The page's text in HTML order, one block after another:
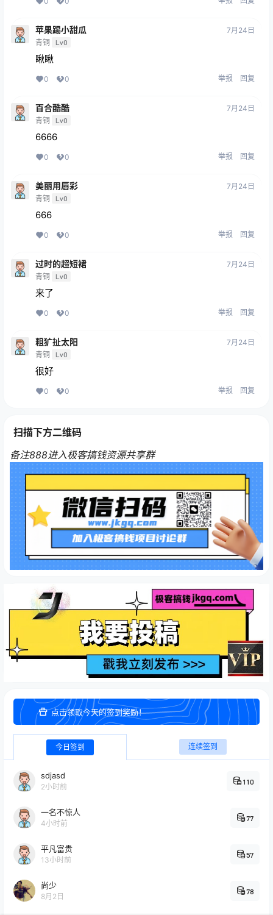
苹果踢小甜瓜
青铜 Lv0
7月24日
瞅瞅
0 0 举报 回复
百合酷酷
青铜 Lv0
7月24日
6666
0 0 举报 回复
美丽用唇彩
青铜 Lv0
7月24日
666
0 0 举报 回复
过时的超短裙
青铜 Lv0
7月24日
来了
0 0 举报 回复
粗犷扯太阳
青铜 Lv0
7月24日
很好
0 0 举报 回复
扫描下方二维码
备注888进入极客搞钱资源共享群
点击领取今天的签到奖励！
今日签到 连续签到
sdjasd
2小时前
110
一名不惊人
4小时前
77
平凡富贵
13小时前
57
尚少
8月2日
78